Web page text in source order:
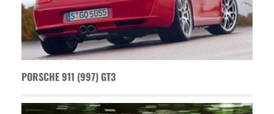
PORSCHE 911 (997) GT3